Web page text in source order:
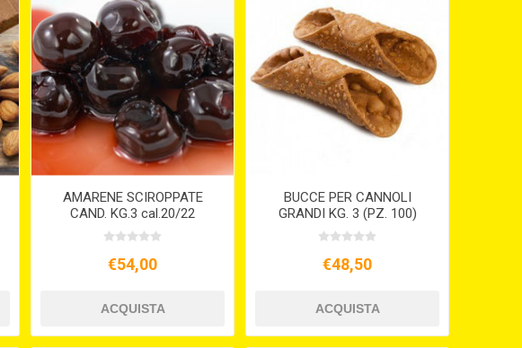
AMARENE SCIROPPATE
CAND. KG.3 cal.20/22
€54,00
BUCCE PER CANNOLI
GRANDI KG. 3 (PZ. 100)
€48,50